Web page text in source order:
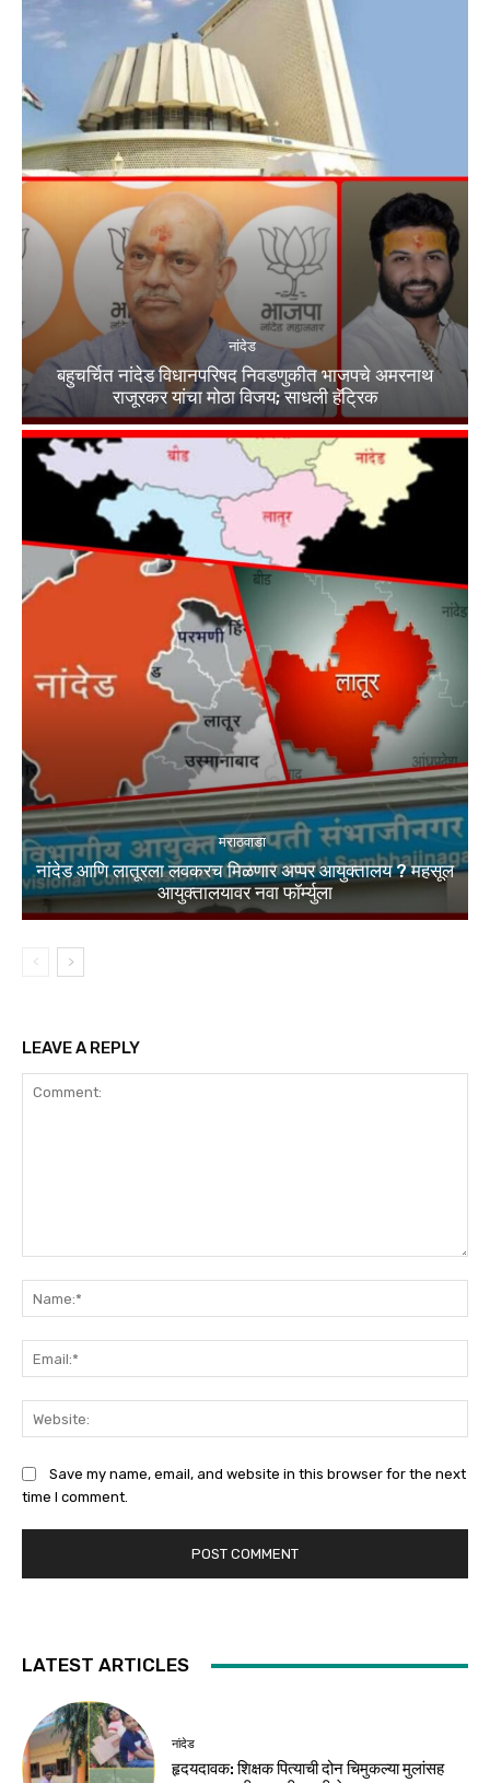
नांदेड
बहुचर्चित नांदेड विधानपरिषद निवडणुकीत भाजपचे अमरनाथ
राजूरकर यांचा मोठा विजय; साधली हॅट्रिक
मराठवाडा
नांदेड आणि लातूरला लवकरच मिळणार अप्पर आयुक्तालय ? महसूल
आयुक्तालयावर नवा फॉर्म्युला
LEAVE A REPLY
Save my name, email, and website in this browser for the next
time I comment.
LATEST ARTICLES
नांदेड
हृदयदावक: शिक्षक पित्याची दोन चिमुकल्या मुलांसह